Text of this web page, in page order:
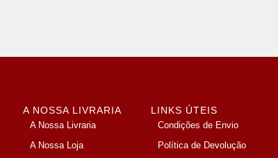
A NOSSA LIVRARIA
A Nossa Livraria
A Nossa Loja
LINKS ÚTEIS
Condições de Envio
Política de Devolução